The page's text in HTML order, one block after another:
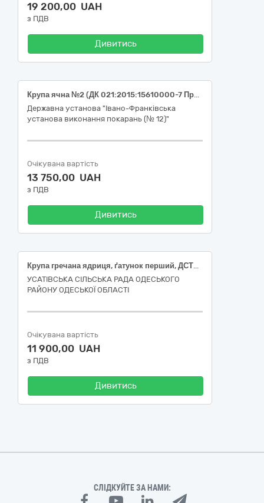
19 200,00 UAH
з ПДВ
Дивитись
Крупа ячна №2 (ДК 021:2015:15610000-7 Продукція борошномельно-круп’яної промисловості)
Державна установа "Івано-Франківська
установа виконання покарань (№ 12)"
Очікувана вартість
13 750,00 UAH
з ПДВ
Дивитись
Крупа гречана ядриця, ґатунок перший, ДСТУ 7697; Рис круглозернистий шліфований, сорт перший; Борошно пшеничне, сорт вищий, ГСТУ 46.004
УСАТІВСЬКА СІЛЬСЬКА РАДА ОДЕСЬКОГО
РАЙОНУ ОДЕСЬКОЇ ОБЛАСТІ
Очікувана вартість
11 900,00 UAH
з ПДВ
Дивитись
СЛІДКУЙТЕ ЗА НАМИ: